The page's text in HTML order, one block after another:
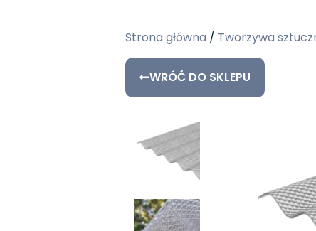
Strona główna / Tworzywa
WRÓĆ DO SKLEPU